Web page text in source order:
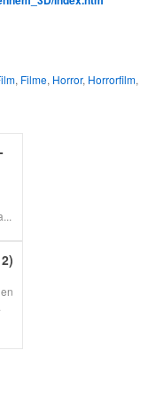
, Filme, Horror, Horrorfilm,